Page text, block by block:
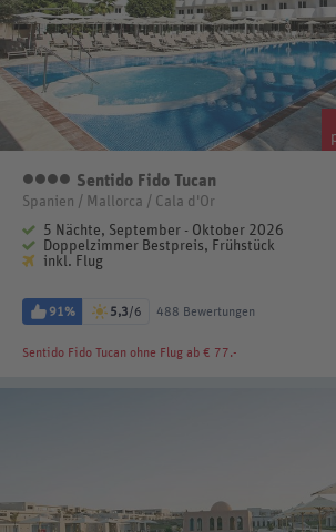
4 Sterne
Sentido Fido Tucan
Spanien / Mallorca / Cala d'Or
5 Nächte, September - Oktober 2026
Doppelzimmer Bestpreis, Frühstück
inkl. Flug
91% 5,3/6 488 Bewertungen
Sentido Fido Tucan ohne Flug ab € 77.-